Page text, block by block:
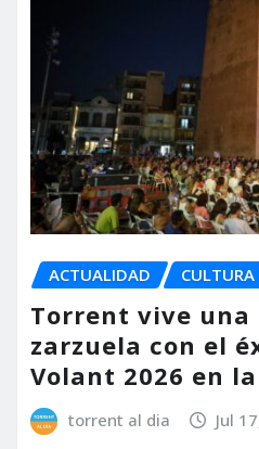
ACTUALIDAD CULTURA
Torrent vive una
zarzuela con el
Volant 2026 en
torrent al dia Jul